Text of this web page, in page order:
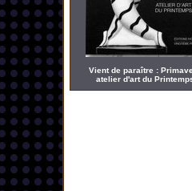
Vient de paraître :
atelier d'art du